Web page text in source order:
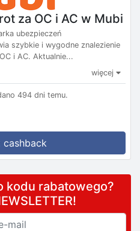
za OC i AC w Mubi
ubezpieczeń
szybkie i wygodne znalezienie
i AC. Aktualnie...
więcej
494 dni temu.
cashback
kodu rabatowego?